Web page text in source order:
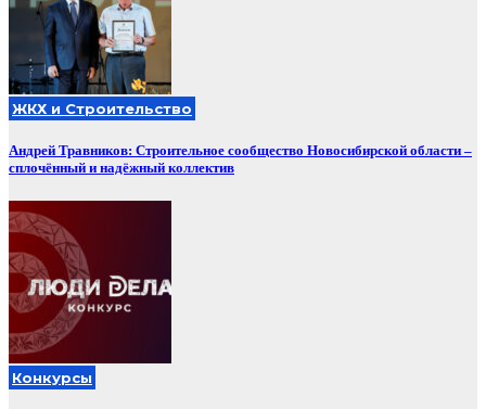
ЖКХ и Строительство
Андрей Травников: Строительное сообщество Новосибирской области –
сплочённый и надёжный коллектив
Конкурсы